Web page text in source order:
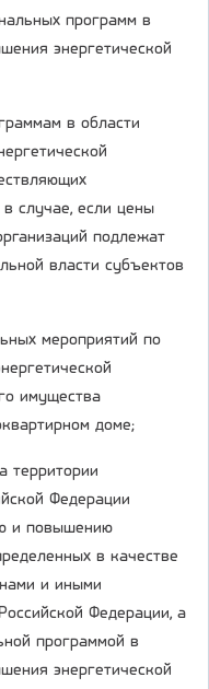
программ в
энергетической
в области
случае, если цены
подлежат
власти субъектов
мероприятий по
имущества
доме;
территории
Федерации
и повышению
в качестве
и иными
Федерации, а
программой в
энергетической